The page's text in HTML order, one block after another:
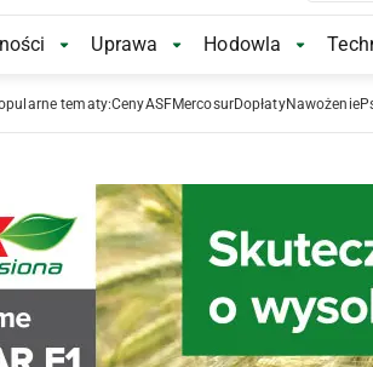
Aktualności Submenu
Uprawa Uprawa Submenu
Hodowla
tematy:CenyASFMercosurDopłatyNawożenie